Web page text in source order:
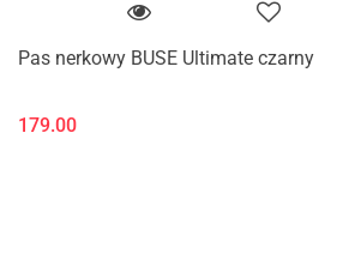
Pas nerkowy BUSE Ultimate czarny
179.00